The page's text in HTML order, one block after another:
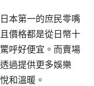
本第一的庶民零嘴
價格都是從日幣十
呼好便宜。而賣場
過提供更多娛樂
和溫暖。